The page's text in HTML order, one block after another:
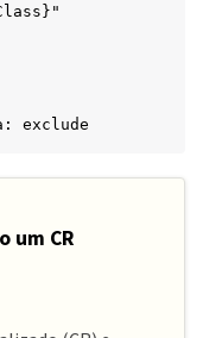
exclude
um CR